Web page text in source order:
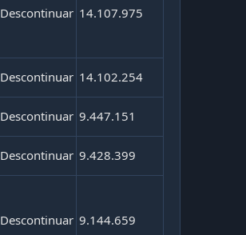
Descontinuar 14.107.975
Descontinuar 14.102.254
Descontinuar 9.447.151
Descontinuar 9.428.399
Descontinuar 9.144.659